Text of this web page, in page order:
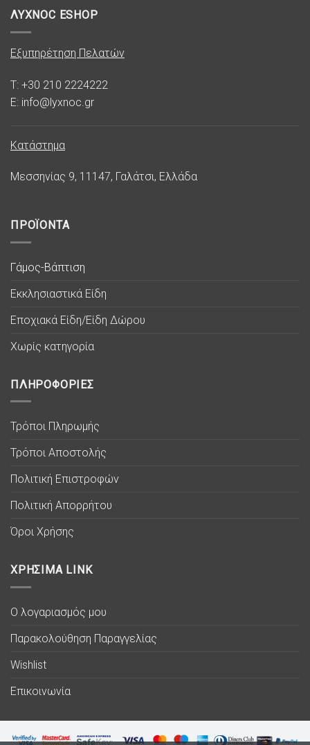
ΛΥΧΝΟC ESHOP
Εξυπηρέτηση Πελατών
T: +30 210 2224222
E: info@lyxnoc.gr
Κατάστημα
Μεσσηνίας 9, 11147, Γαλάτσι, Ελλάδα
ΠΡΟΪΟΝΤΑ
Γάμος-Βάπτιση
Εκκλησιαστικά Είδη
Εποχιακά Είδη/Είδη Δώρου
Χωρίς κατηγορία
ΠΛΗΡΟΦΟΡΙΕΣ
Τρόποι Πληρωμής
Τρόποι Αποστολής
Πολιτική Επιστροφών
Πολιτική Απορρήτου
Όροι Χρήσης
ΧΡΗΣΙΜΑ LINK
Ο λογαριασμός μου
Παρακολούθηση Παραγγελίας
Wishlist
Επικοινωνία